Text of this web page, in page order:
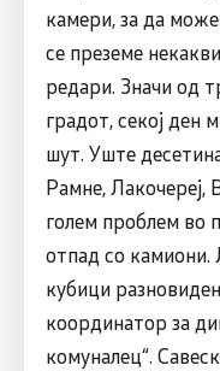
камери, за да
се преземе
редари. Значи од
градот, секој ден
шут. Уште
Рамне, Лакочереј,
голем проблем во
отпад со камиони.
кубици
координатор за
комуналец“.